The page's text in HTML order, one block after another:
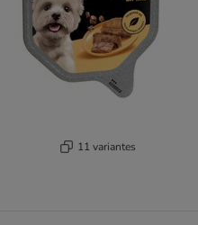
11 variantes